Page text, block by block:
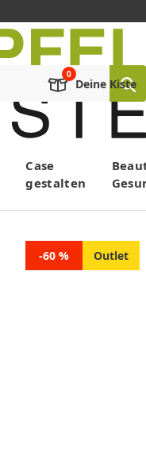
Deine Kiste
Case
gestalten
-60 % Outlet